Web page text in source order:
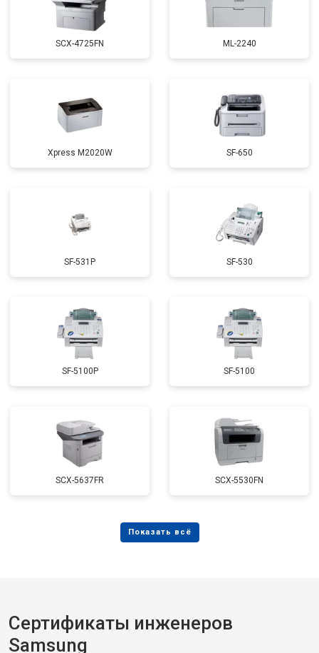
SCX-4725FN ML-2240
Xpress M2020W SF-650
SF-531P SF-530
SF-5100P SF-5100
SCX-5637FR SCX-5530FN
Сертификаты инженеров
Samsung